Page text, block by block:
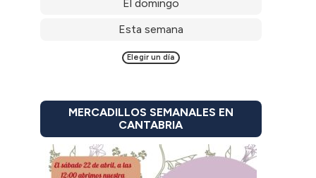
El domingo
Esta semana
Elegir un día
MERCADILLOS SEMANALES EN
CANTABRIA